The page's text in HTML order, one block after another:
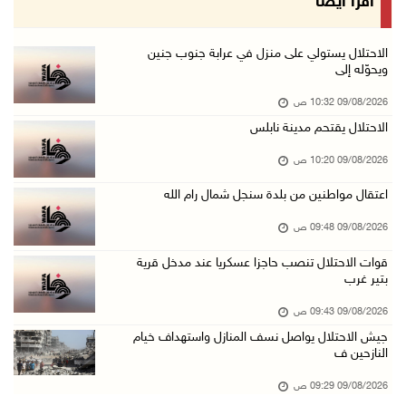
مستعمرون إرهابيون يحرقون مسكنا بمسافر يطا جنو ...
09/آب/2026 08:49 ص
أسعار العملات مقابل الشيقل
الاحتلال يقتحم عدة قرى في نابلس ويداهم منازل ...
09/آب/2026 08:36 ص
أبرز عناوين الصحف الفلسطينية
مستعمرون إرهابيون يسرقون جرارا زراعيا من بيت ...
09/آب/2026 08:29 ص
حملة في الولايات المتحدة تدعو الأطباء لمقاطعة ...
مصر: تهجير الفلسطينيين خط أحمر ومخطط مرفوض
الاحتلال يستولي على منزل في عرابة جنوب جنين
ويحوّله إلى
09/08/2026 10:32 ص
الاحتلال يقتحم مدينة نابلس
09/08/2026 10:20 ص
اعتقال مواطنين من بلدة سنجل شمال رام الله
09/08/2026 09:48 ص
قوات الاحتلال تنصب حاجزا عسكريا عند مدخل قرية
بتير غرب
09/08/2026 09:43 ص
جيش الاحتلال يواصل نسف المنازل واستهداف خيام
النازحين ف
09/08/2026 09:29 ص